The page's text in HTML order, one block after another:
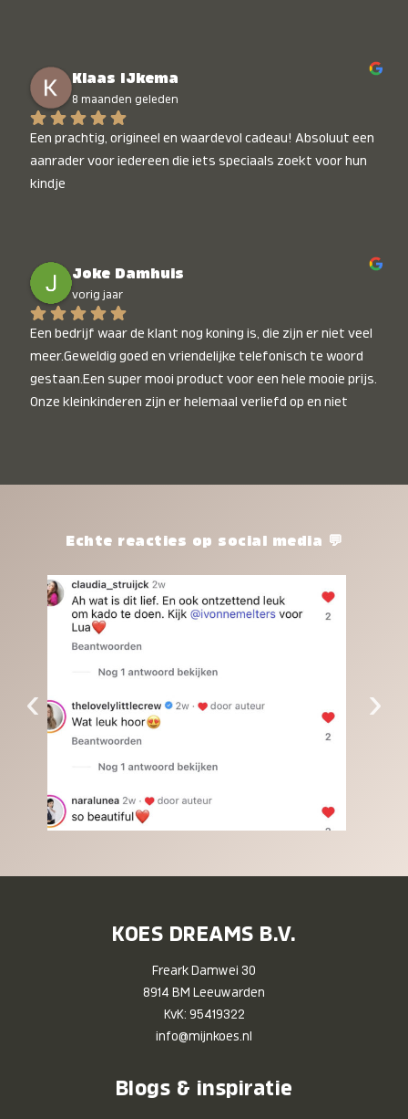
Klaas IJkema
8 maanden geleden
Een prachtig, origineel en waardevol cadeau! Absoluut een
aanrader voor iedereen die iets speciaals zoekt voor hun
kindje
Joke Damhuis
vorig jaar
Een bedrijf waar de klant nog koning is, die zijn er niet veel
meer.Geweldig goed en vriendelijke telefonisch te woord
gestaan.Een super mooi product voor een hele mooie prijs.
Onze kleinkinderen zijn er helemaal verliefd op en niet
het waard.Echte reacties op social media 💬
‹ ›
KOES DREAMS B.V.
Freark Damwei 30
8914 BM Leeuwarden
KvK: 95419322
info@mijnkoes.nl
Blogs & inspiratie